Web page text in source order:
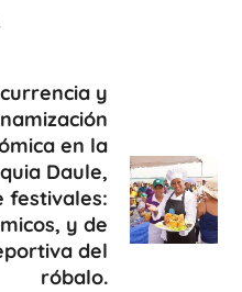
y
en la
Daule,
festivales:
y de
del
róbalo.